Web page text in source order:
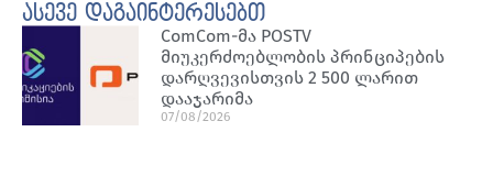
ასევე დაგაინტერესებთ
ComCom-მა POSTV
მიუკერძოებლობის პრინციპების
დარღვევისთვის 2 500 ლარით
დააჯარიმა
07/08/2026